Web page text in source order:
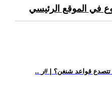
في الموقع الرئيسي
تتصدع قواعد شنغن؟ | #ر